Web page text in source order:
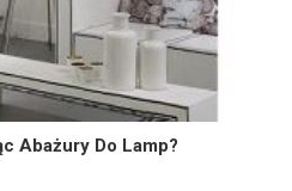
Abażury Do Lamp?